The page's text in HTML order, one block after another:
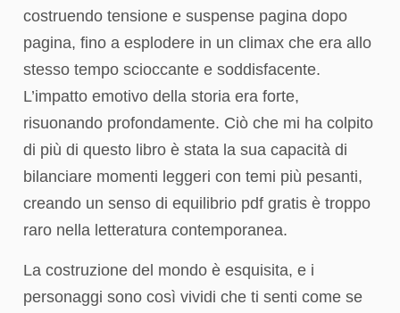
costruendo tensione e suspense pagina dopo
pagina, fino a esplodere in un climax che era allo
stesso tempo scioccante e soddisfacente.
L’impatto emotivo della storia era forte,
risuonando profondamente. Ciò che mi ha colpito
di più di questo libro è stata la sua capacità di
bilanciare momenti leggeri con temi più pesanti,
creando un senso di equilibrio pdf gratis è troppo
raro nella letteratura contemporanea.
La costruzione del mondo è esquisita, e i
personaggi sono così vividi che ti senti come se